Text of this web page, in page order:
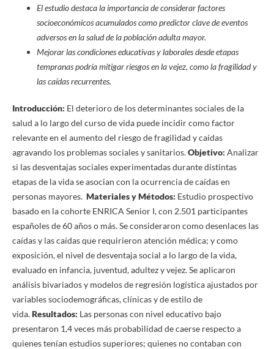
El estudio destaca la importancia de considerar factores
socioeconómicos acumulados como predictor clave de eventos
adversos en la salud de la población adulta mayor.
Mejorar las condiciones educativas y laborales desde etapas
tempranas podría mitigar riesgos en la vejez, como la fragilidad y
las caídas recurrentes.
Introducción: El deterioro de los determinantes sociales de la
salud a lo largo del curso de vida puede incidir como factor
relevante en el aumento del riesgo de fragilidad y caídas
agravando los problemas sociales y sanitarios.Objetivo: Analizar
si las desventajas sociales experimentadas durante distintas
etapas de la vida se asocian con la ocurrencia de caídas en
personas mayores. Materiales y Métodos: Estudio prospectivo
basado en la cohorte ENRICA Senior I, con 2.501 participantes
españoles de 60 años o más. Se consideraron como desenlaces las
caídas y las caídas que requirieron atención médica; y como
exposición, el nivel de desventaja social a lo largo de la vida,
evaluado en infancia, juventud, adultez y vejez. Se aplicaron
análisis bivariados y modelos de regresión logística ajustados por
variables sociodemográficas, clínicas y de estilo de
vida.Resultados: Las personas con nivel educativo bajo
presentaron 1,4 veces más probabilidad de caerse respecto a
quienes tenían estudios superiores; quienes no contaban con